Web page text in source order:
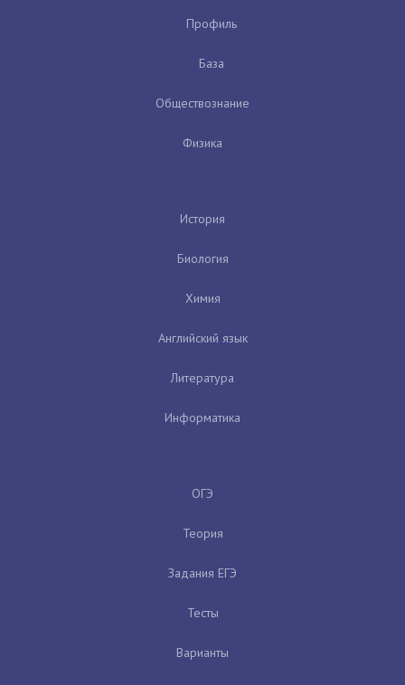
Профиль
База
Обществознание
Физика
История
Биология
Химия
Английский язык
Литература
Информатика
ОГЭ
Теория
Задания ЕГЭ
Тесты
Варианты